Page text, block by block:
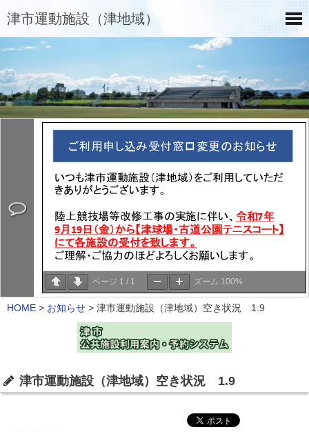
津市運動施設（津地域）
ページ 1 / 1 ズーム 100%
HOME > お知らせ > 津市運動施設（津地域）空き状況 1.9
津市運動施設（津地域）空き状況 1.9